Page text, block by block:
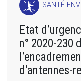
SANTÉ-
Etat
n° 2020-230
d’antennes-